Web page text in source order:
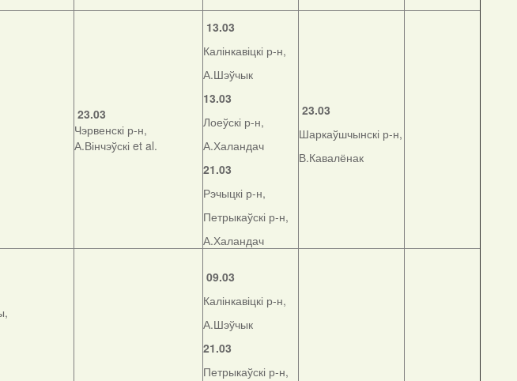
23.03
Чэрвенскі р-н,
А.Вінчэўскі et al.
13.03
Калінкавіцкі р-н,
А.Шэўчык
13.03
Лоеўскі р-н,
А.Халандач
21.03
Рэчыцкі р-н,
Петрыкаўскі р-н,
А.Халандач
23.03
Шаркаўшчынскі р-н,
В.Кавалёнак
09.03
Калінкавіцкі р-н,
А.Шэўчык
21.03
Петрыкаўскі р-н,